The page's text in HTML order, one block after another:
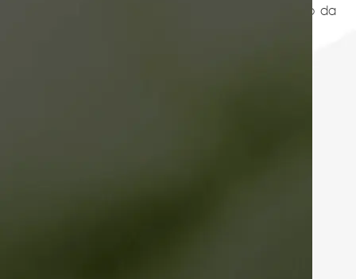
O mais moderno e sofisticado complexo imobiliário da